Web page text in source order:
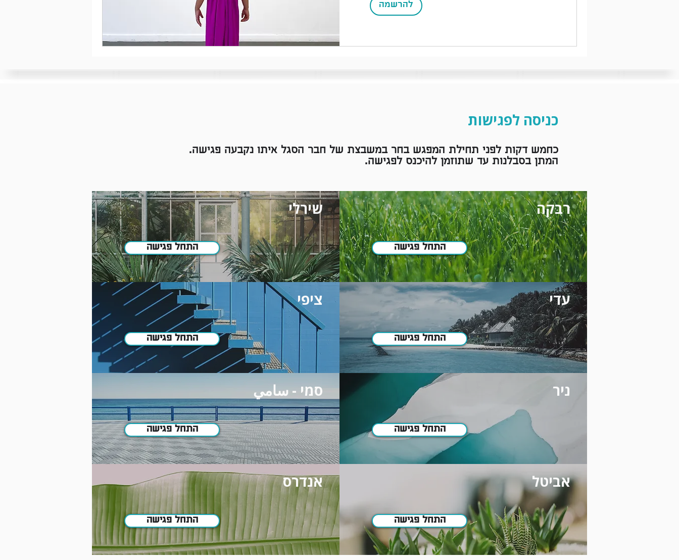
להרשמה
כניסה לפגישות
כחמש דקות לפני תחילת המפגש בחר במשבצת של חבר הסגל איתו נקבעה פגישה.
המתן בסבלנות עד שתוזמן להיכנס לפגישה.
שירלי
התחל פגישה
ציפי
התחל פגישה
סמי - سامي
התחל פגישה
אנדרס
התחל פגישה
רבקה
התחל פגישה
עדי
התחל פגישה
ניר
התחל פגישה
אביטל
התחל פגישה